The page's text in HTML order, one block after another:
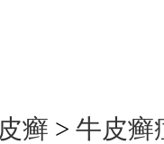
癣 > 牛皮癣